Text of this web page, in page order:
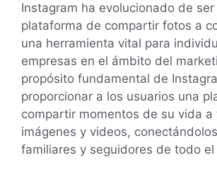
Instagram ha evolucionado de
plataforma de compartir fotos a
una herramienta vital para
empresas en el ámbito del
propósito fundamental de
proporcionar a los usuarios una
compartir momentos de su vida a
imágenes y videos,
familiares y seguidores de todo el